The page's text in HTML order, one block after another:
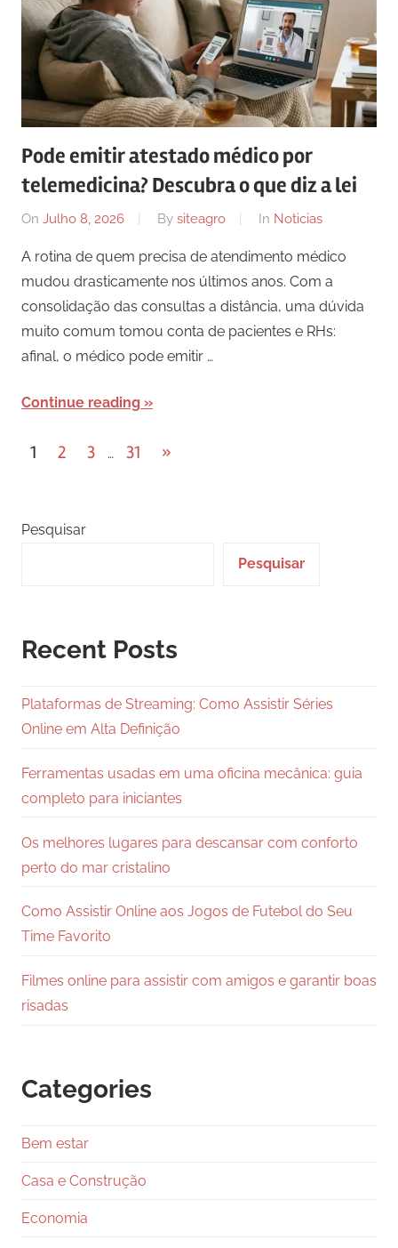
Pode emitir atestado médico por
telemedicina? Descubra o que diz a lei
On Julho 8, 2026 By siteagro In Noticias
A rotina de quem precisa de atendimento médico
mudou drasticamente nos últimos anos. Com a
consolidação das consultas a distância, uma dúvida
muito comum tomou conta de pacientes e RHs:
afinal, o médico pode emitir …
Continue reading
Paginação
conteúdos
1 2 3 … 31
Next
»
Pesquisar
Pesquisar
Recent Posts
Plataformas de Streaming: Como Assistir Séries
Online em Alta Definição
Ferramentas usadas em uma oficina mecânica: guia
completo para iniciantes
Os melhores lugares para descansar com conforto
perto do mar cristalino
Como Assistir Online aos Jogos de Futebol do Seu
Time Favorito
Filmes online para assistir com amigos e garantir boas
risadas
Categories
Bem estar
Casa e Construção
Economia